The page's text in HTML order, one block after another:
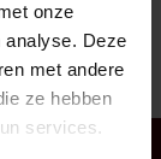
onze
analyse. Deze
met andere
ze hebben
services.